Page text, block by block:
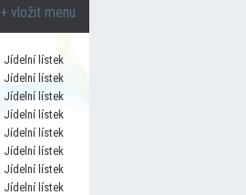
+ vložit menu
Jídelní lístek
Jídelní lístek
Jídelní lístek
Jídelní lístek
Jídelní lístek
Jídelní lístek
Jídelní lístek
Jídelní lístek